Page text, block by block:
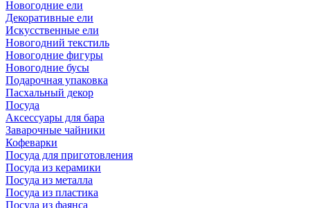
Новогодние ели
Декоративные ели
Искусственные ели
Новогодний текстиль
Новогодние фигуры
Новогодние бусы
Подарочная упаковка
Пасхальный декор
Посуда
Аксессуары для бара
Заварочные чайники
Кофеварки
Посуда для приготовления
Посуда из керамики
Посуда из металла
Посуда из пластика
Посуда из фаянса